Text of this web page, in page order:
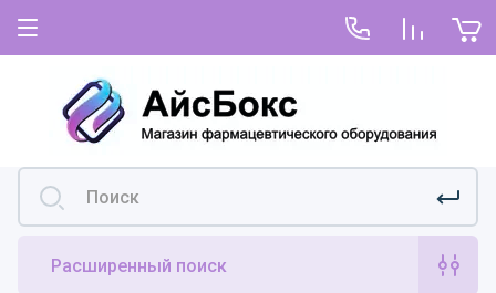
Главная
Как купить
Для покупателей
Условия покупки и оплаты
постоплате
Расширенный поиск